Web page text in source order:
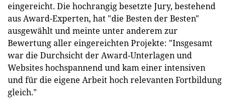
eingereicht. Die hochrangig besetzte Jury, bestehend
aus Award-Experten, hat "die Besten der Besten"
ausgewählt und meinte unter anderem zur
Bewertung aller eingereichten Projekte: "Insgesamt
war die Durchsicht der Award-Unterlagen und
Websites hochspannend und kam einer intensiven
und für die eigene Arbeit hoch relevanten Fortbildung
gleich."